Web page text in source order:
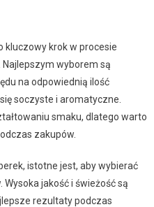
kluczowy krok w procesie
wyborem są
na odpowiednią ilość
soczyste i aromatyczne.
smaku, dlatego warto
zakupów.
istotne jest, aby wybierać
. Wysoka jakość i świeżość są
rezultaty podczas